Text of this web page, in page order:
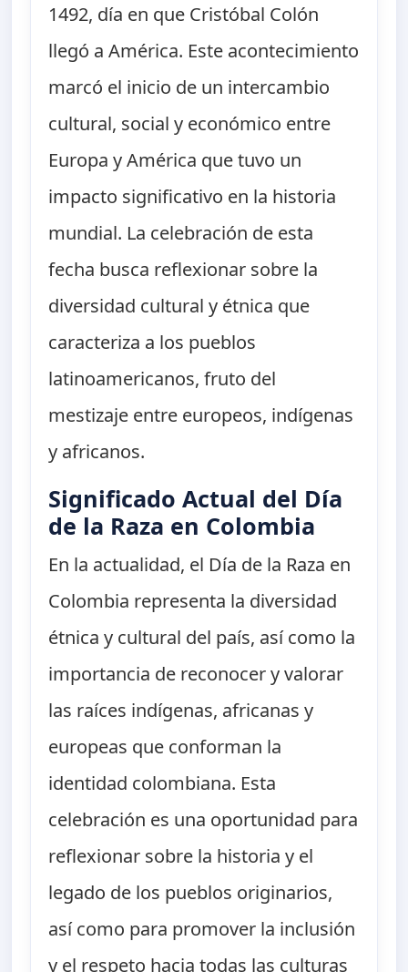
1492, día en que Cristóbal Colón
llegó a América. Este acontecimiento
marcó el inicio de un intercambio
cultural, social y económico entre
Europa y América que tuvo un
impacto significativo en la historia
mundial. La celebración de esta
fecha busca reflexionar sobre la
diversidad cultural y étnica que
caracteriza a los pueblos
latinoamericanos, fruto del
mestizaje entre europeos, indígenas
y africanos.
Significado Actual del Día
de la Raza en Colombia
En la actualidad, el Día de la Raza en
Colombia representa la diversidad
étnica y cultural del país, así como la
importancia de reconocer y valorar
las raíces indígenas, africanas y
europeas que conforman la
identidad colombiana. Esta
celebración es una oportunidad para
reflexionar sobre la historia y el
legado de los pueblos originarios,
así como para promover la inclusión
y el respeto hacia todas las culturas